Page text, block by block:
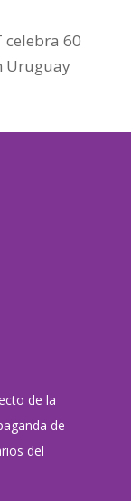
celebra 60
Uruguay
de la
de
del